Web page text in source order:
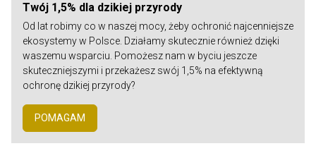
Twój 1,5% dla dzikiej przyrody
Od lat robimy co w naszej mocy, żeby ochronić najcenniejsze
ekosystemy w Polsce. Działamy skutecznie również dzięki
waszemu wsparciu. Pomożesz nam w byciu jeszcze
skuteczniejszymi i przekażesz swój 1,5% na efektywną
ochronę dzikiej przyrody?
POMAGAM